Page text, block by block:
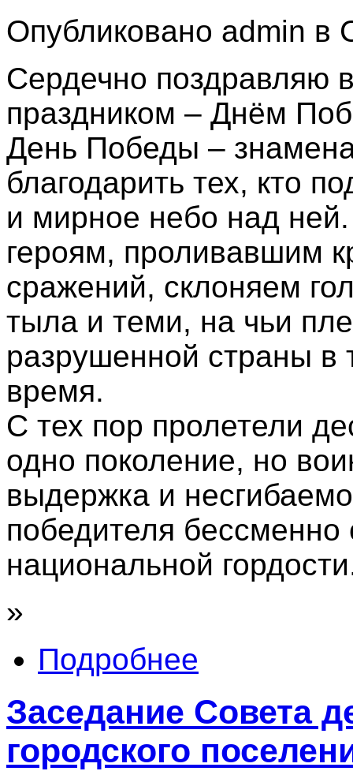
Опубликовано admin в
Сердечно поздравляю
праздником – Днём
День Победы –
благодарить тех, кто
и мирное небо над
героям, проливавшим
сражений, склоняем
тыла и теми, на чьи
разрушенной страны в
время.
С тех пор пролетели
одно поколение, но
выдержка и
победителя
национальной
»
Подробнее
Заседание Совета
городского